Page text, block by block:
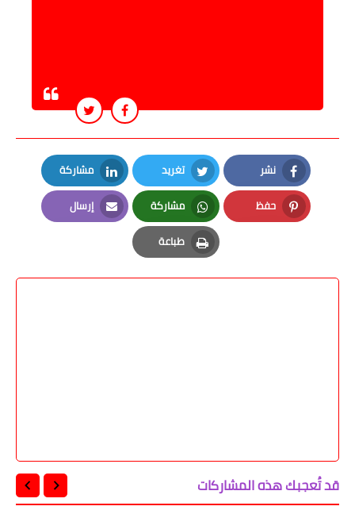
نشر
Facebook
تغريد
Twitter
مشاركة
LinkedIn
حفظ
Pinterest
مشاركة
Whatsapp
إرسال
Email
طباعة
Print
قد تُعجبك هذه المشاركات